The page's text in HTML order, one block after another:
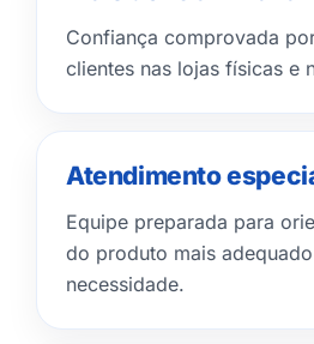
Confiança comprovada
clientes nas lojas físicas e
Atendimento
Equipe preparada para
do produto mais
necessidade.